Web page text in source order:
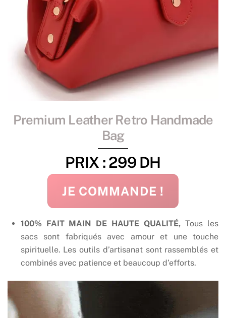
Premium Leather Retro Handmade
Bag
PRIX : 299 DH
JE COMMANDE !
100% FAIT MAIN DE HAUTE QUALITÉ, Tous les
sacs sont fabriqués avec amour et une touche
spirituelle. Les outils d’artisanat sont rassemblés et
combinés avec patience et beaucoup d’efforts.